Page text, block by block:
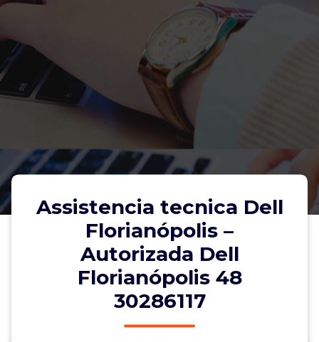
Assistencia tecnica Dell
Florianópolis –
Autorizada Dell
Florianópolis 48
30286117